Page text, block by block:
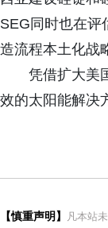
SEG同时也在评
造流程本土化战
凭借扩大美
效的太阳能解决
【慎重声明】
凡本站